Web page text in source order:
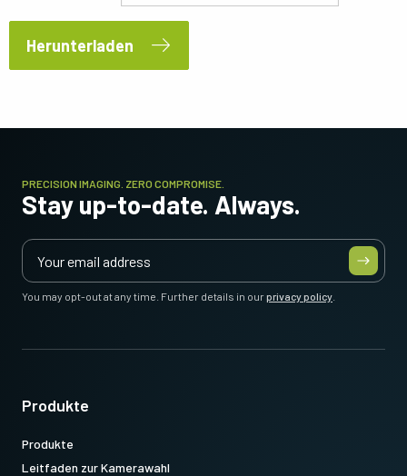
Herunterladen
PRECISION IMAGING. ZERO COMPROMISE.
Stay up-to-date. Always.
You may opt-out at any time. Further details in ourprivacy policy
Produkte
Produkte
Leitfaden zur Kamerawahl